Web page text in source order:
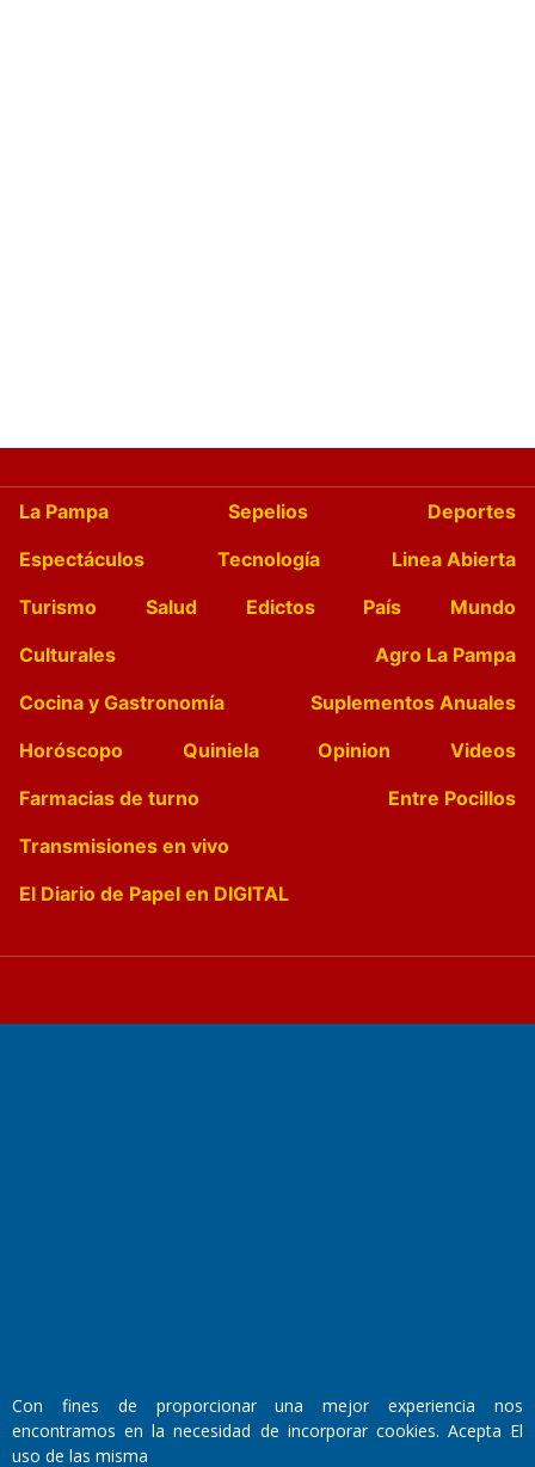
La Pampa Sepelios
Deportes
Espectáculos
Tecnología
Linea Abierta
Turismo
Salud Edictos País
Mundo
Culturales
Agro La Pampa
Cocina y Gastronomía
Suplementos Anuales
Horóscopo
Quiniela Opinion
Videos
Farmacias de turno
Entre Pocillos
Transmisiones en vivo
El Diario de Papel en DIGITAL
Domicilio Legal: José Ingenieros 855,
Con fines de proporcionar una mejor experiencia nos
encontramos en la necesidad de incorporar cookies. Acepta El
uso de las misma